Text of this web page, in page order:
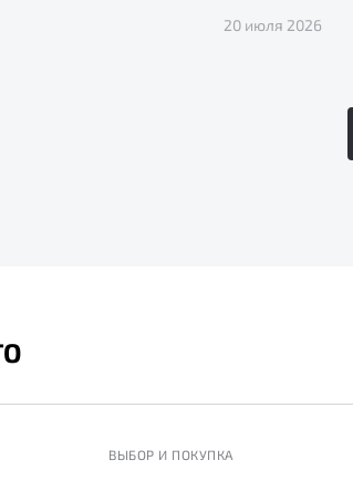
20 июля 2026
ВЫБОР И ПОКУПКА